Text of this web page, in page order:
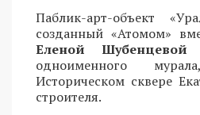
Паблик-арт-объект
созданный «Атомом»
Еленой Шубенцевой
одноименного
Историческом сквере
строителя.